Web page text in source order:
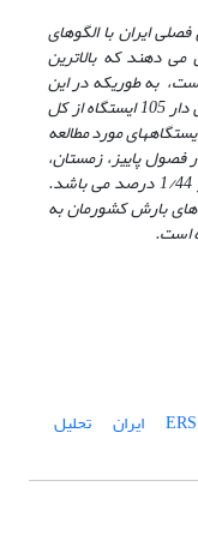
ایران با الگوهای
دهند که بالاترین
به طوریکه در این
فصل تعداد کل ایستگاههای با همبستگی معنی دار 105 ایستگاه از کل
معادل 75 درصد کل ایستگاههای مورد مطالعه
پاییز، زمستان،
بهار و تابستان به ترتیب 9/42، 7/42، 1/47 و 1/44 درصد می باشد.
های بارش کشورمان به
است.
ایران تحلیل